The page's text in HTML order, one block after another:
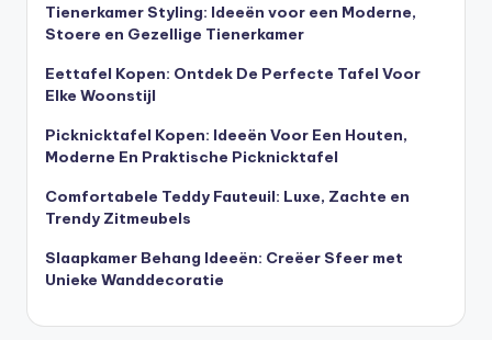
Tienerkamer Styling: Ideeën voor een Moderne,
Stoere en Gezellige Tienerkamer
Eettafel Kopen: Ontdek De Perfecte Tafel Voor
Elke Woonstijl
Picknicktafel Kopen: Ideeën Voor Een Houten,
Moderne En Praktische Picknicktafel
Comfortabele Teddy Fauteuil: Luxe, Zachte en
Trendy Zitmeubels
Slaapkamer Behang Ideeën: Creëer Sfeer met
Unieke Wanddecoratie